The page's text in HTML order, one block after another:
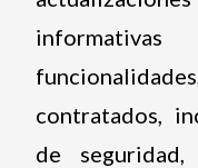
contratados,
de